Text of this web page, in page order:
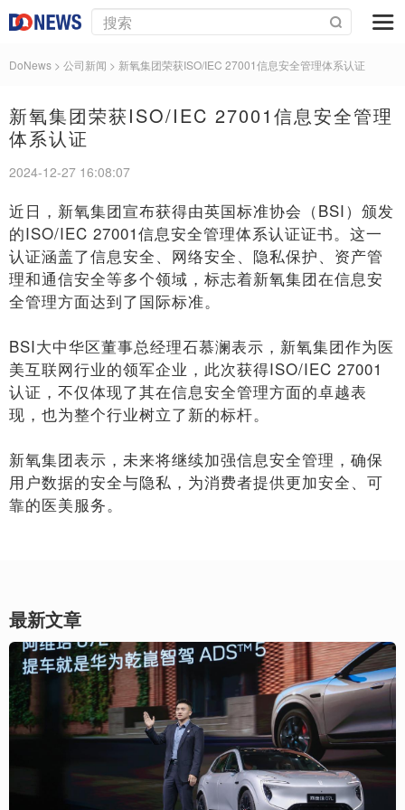
DoNews > 公司新闻 > 新氧集团荣获ISO/IEC 27001信息安全管理体系认证
新氧集团荣获ISO/IEC 27001信息安全管理
体系认证
2024-12-27 16:08:07
近日，新氧集团宣布获得由英国标准协会（BSI）颁发
的ISO/IEC 27001信息安全管理体系认证证书。这一
认证涵盖了信息安全、网络安全、隐私保护、资产管
理和通信安全等多个领域，标志着新氧集团在信息安
全管理方面达到了国际标准。
BSI大中华区董事总经理石慕澜表示，新氧集团作为医
美互联网行业的领军企业，此次获得ISO/IEC 27001
认证，不仅体现了其在信息安全管理方面的卓越表
现，也为整个行业树立了新的标杆。
新氧集团表示，未来将继续加强信息安全管理，确保
用户数据的安全与隐私，为消费者提供更加安全、可
靠的医美服务。
最新文章